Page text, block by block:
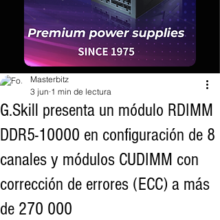
G.Skill presenta un módulo RDIMM
DDR5-10000 en configuración de 8
canales y módulos CUDIMM con
corrección de errores (ECC) a más
de 270 000
Masterbitz
3 jun 1 min de lectura